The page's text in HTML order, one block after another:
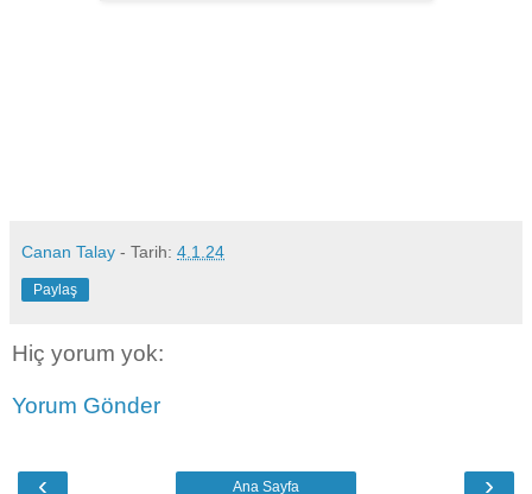
Canan Talay - Tarih: 4.1.24
Paylaş
Hiç yorum yok:
Yorum Gönder
‹ ›
Ana Sayfa